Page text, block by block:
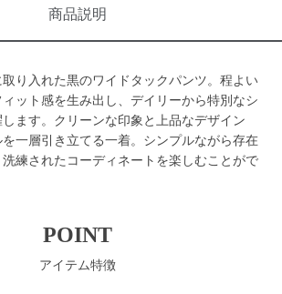
商品説明
り入れた黒のワイドタックパンツ。程よい
ット感を生み出し、デイリーから特別なシ
ます。クリーンな印象と上品なデザイン
一層引き立てる一着。シンプルながら存在
練されたコーディネートを楽しむことがで
POINT
アイテム特徴